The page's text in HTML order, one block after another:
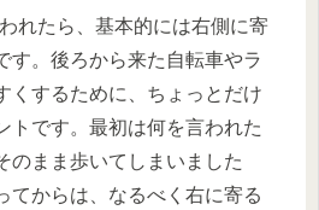
れたら、基本的には右側に寄
す。後ろから来た自転車やラ
くするために、ちょっとだけ
トです。最初は何を言われた
のまま歩いてしまいました
てからは、なるべく右に寄る